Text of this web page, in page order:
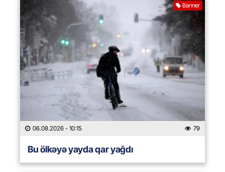
Banner
06.08.2026 - 10:15 79
Bu ölkəyə yayda qar yağdı